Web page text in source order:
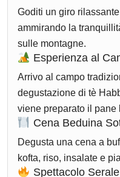
Goditi un giro
ammirando la
sulle montagne.
Esperienza al
Arrivo al campo
degustazione di tè
viene preparato il pane
Cena Beduina
Degusta una cena a
kofta, riso, insalate e
Spettacolo